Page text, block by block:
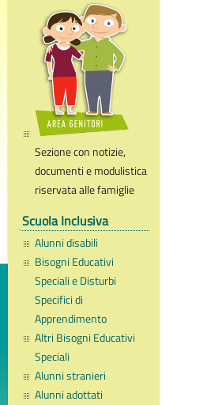
Sezione con notizie,
documenti e modulistica
riservata alle famiglie
Scuola Inclusiva
Alunni disabili
Bisogni Educativi
Speciali e Disturbi
Specifici di
Apprendimento
Altri Bisogni Educativi
Speciali
Alunni stranieri
Alunni adottati